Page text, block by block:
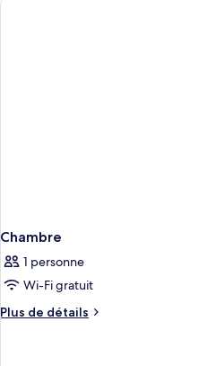
de
Chambre
1 personne
Wi-Fi gratuit
Plus de détails
Plus